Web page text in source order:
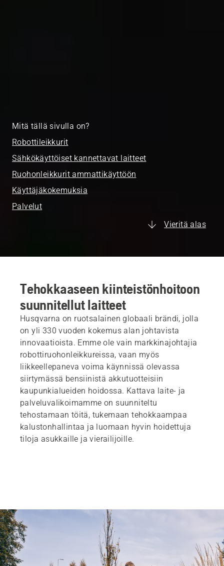
Mitä tällä sivulla on?
Robottileikkurit
Sähkökäyttöiset kannettavat laitteet
Ruohonleikkurit ammattikäyttöön
Käyttäjäkokemuksia
Palvelut
Vieritä alas
Tehokkaaseen kiinteistönhoitoon
suunnitellut laitteet
Husqvarna on ruotsalainen globaali brändi, jolla
on yli 330 vuoden kokemus alan johtavista
innovaatioista. Emme ole vain markkinajohtajia
robottiruohonleikkureissa, vaan myös
liikkeellepaneva voima käynnissä olevassa
siirtymässä bensiinistä akkutuotteisiin
kaupunkialueiden hoidossa. Kattava laite- ja
palveluvalikoimamme on suunniteltu
tehostamaan töitä, tukemaan tehokkaampaa
kalustonhallintaa ja luomaan hyvin hoidettuja
tiloja asukkaille ja vierailijoille.